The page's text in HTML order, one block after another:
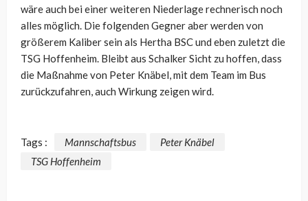
wäre auch bei einer weiteren Niederlage rechnerisch noch
alles möglich. Die folgenden Gegner aber werden von
größerem Kaliber sein als Hertha BSC und eben zuletzt die
TSG Hoffenheim. Bleibt aus Schalker Sicht zu hoffen, dass
die Maßnahme von Peter Knäbel, mit dem Team im Bus
zurückzufahren, auch Wirkung zeigen wird.
Tags : Mannschaftsbus
Peter Knäbel
TSG Hoffenheim